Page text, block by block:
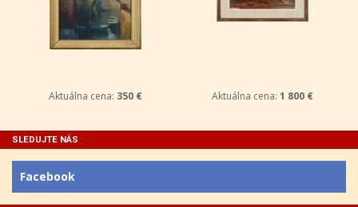
Aktuálna cena: 350 € Aktuálna cena: 1 800 €
SLEDUJTE NÁS
Facebook